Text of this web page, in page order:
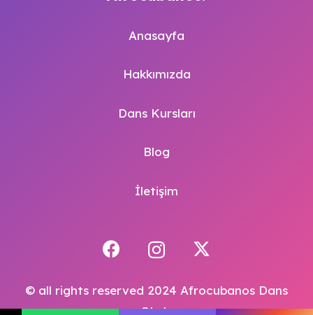
Anasayfa
Hakkımızda
Dans Kursları
Blog
İletişim
© all rights reserved 2024 Afrocubanos Dans
Okulu